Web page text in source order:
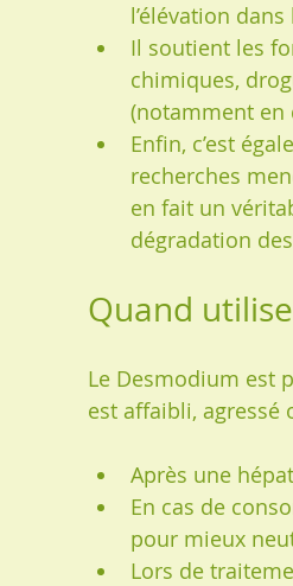
l’élévation
Il soutient les
chimiques,
(notamment en
Enfin, c’est
recherches
en fait un
dégradation
Quand
Le Desmodium est
est affaibli, agressé
Après une
En cas de
pour mieux
Lors de